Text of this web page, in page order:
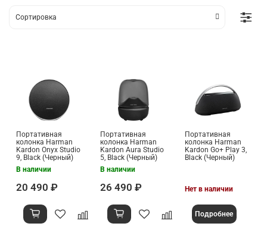
Портативная
колонка Harman
Kardon Onyx Studio
9, Black (Черный)
В наличии
20 490 ₽
Портативная
колонка Harman
Kardon Aura Studio
5, Black (Черный)
В наличии
26 490 ₽
Портативная
колонка Harman
Kardon Go+ Play 3,
Black (Черный)
Нет в наличии
Подробнее